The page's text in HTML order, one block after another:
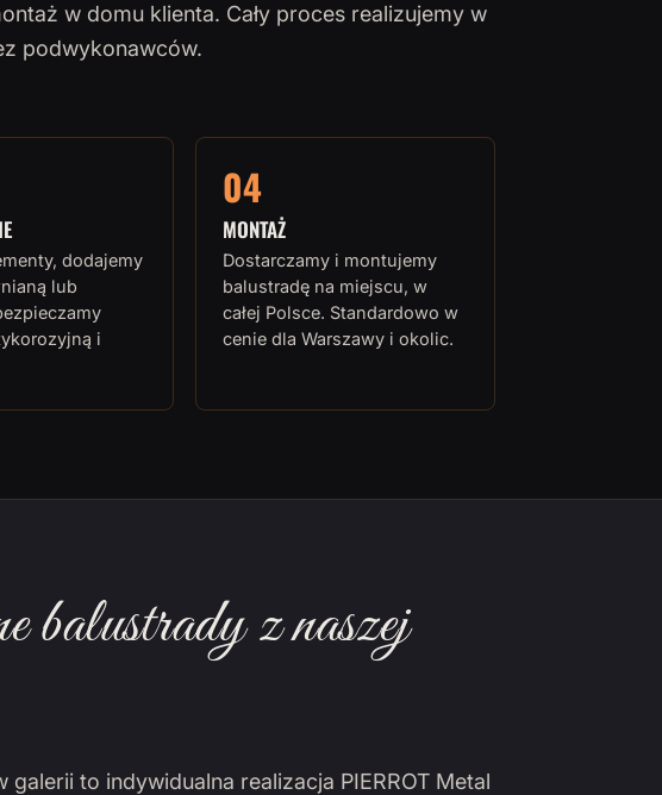
w domu klienta. Cały proces realizujemy w
podwykonawców.
dodajemy
lub
i
04
MONTAŻ
Dostarczamy i montujemy
balustradę na miejscu, w
całej Polsce. Standardowo w
cenie dla Warszawy i okolic.
z naszej
galerii to indywidualna realizacja PIERROT Metal